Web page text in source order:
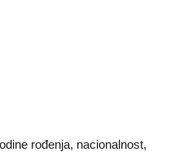
rođenja, nacionalnost,